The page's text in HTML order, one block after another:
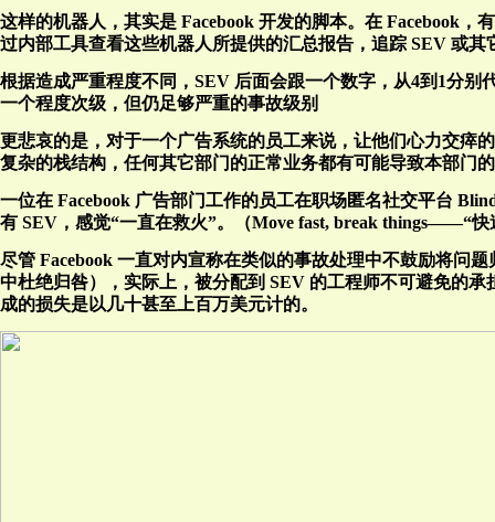
这样的机器人，其实是 Facebook 开发的脚本。在 Facebook
过内部工具查看这些机器人所提供的汇总报告，追踪 SEV 或
根据造成严重程度不同，SEV 后面会跟一个数字，从4到1分
一个程度次级，但仍足够严重的事故级别
更悲哀的是，对于一个广告系统的员工来说，让他们心力交瘁
复杂的栈结构，任何其它部门的正常业务都有可能导致本部门
一位在 Facebook 广告部门工作的员工在职场匿名社交平台
有 SEV，感觉“一直在救火”。（Move fast, break things——“
尽管 Facebook 一直对内宣称在类似的事故处理中不鼓励将问
中杜绝归咎），实际上，被分配到 SEV 的工程师不可避免的
成的损失是以几十甚至上百万美元计的。